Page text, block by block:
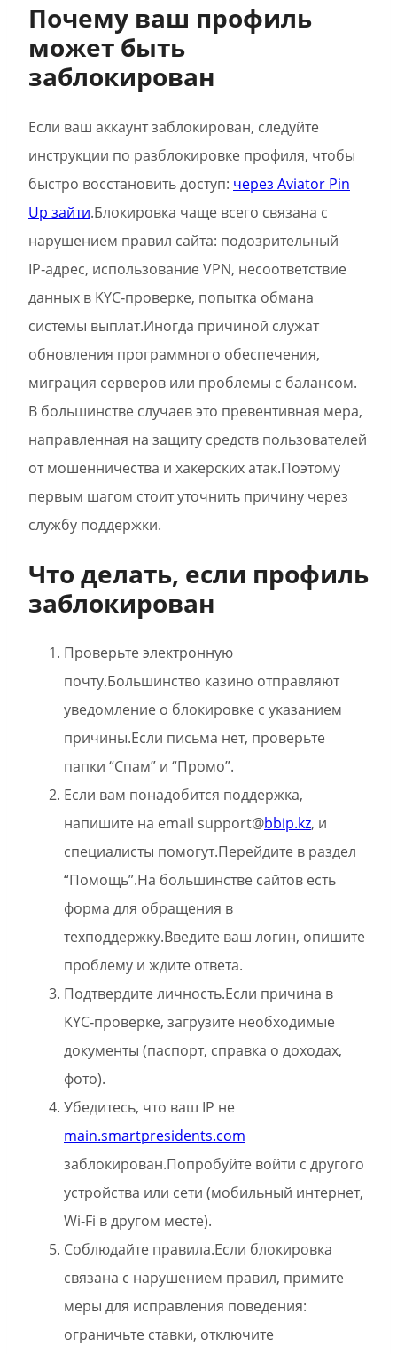
Почему ваш профиль
может быть
заблокирован
Если ваш аккаунт заблокирован, следуйте
инструкции по разблокировке профиля, чтобы
быстро восстановить доступ: через Aviator Pin
Up зайти.Блокировка чаще всего связана с
нарушением правил сайта: подозрительный
IP‑адрес, использование VPN, несоответствие
данных в KYC‑проверке, попытка обмана
системы выплат.Иногда причиной служат
обновления программного обеспечения,
миграция серверов или проблемы с балансом.
В большинстве случаев это превентивная мера,
направленная на защиту средств пользователей
от мошенничества и хакерских атак.Поэтому
первым шагом стоит уточнить причину через
службу поддержки.
Что делать, если профиль
заблокирован
Проверьте электронную
почту.Большинство казино отправляют
уведомление о блокировке с указанием
причины.Если письма нет, проверьте
папки “Спам” и “Промо”.
Если вам понадобится поддержка,
напишите на email support@bbip.kz, и
специалисты помогут.Перейдите в раздел
“Помощь”.На большинстве сайтов есть
форма для обращения в
техподдержку.Введите ваш логин, опишите
проблему и ждите ответа.
Подтвердите личность.Если причина в
KYC‑проверке, загрузите необходимые
документы (паспорт, справка о доходах,
фото).
Убедитесь, что ваш IP не
main.smartpresidents.com
заблокирован.Попробуйте войти с другого
устройства или сети (мобильный интернет,
Wi‑Fi в другом месте).
Соблюдайте правила.Если блокировка
связана с нарушением правил, примите
меры для исправления поведения:
ограничьте ставки, отключите